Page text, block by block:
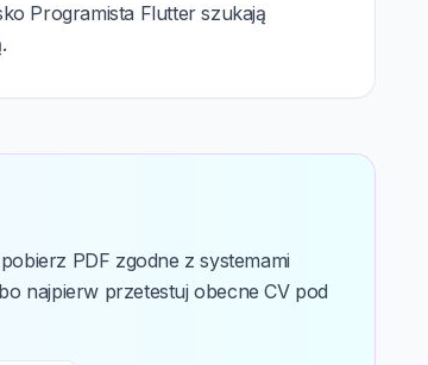
Programista Flutter szukają
PDF zgodne z systemami
najpierw przetestuj obecne CV pod